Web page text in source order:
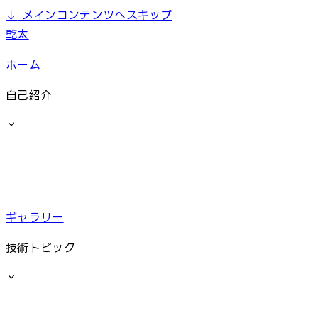
↓メインコンテンツへスキップ
乾太
ホーム
自己紹介
ギャラリー
技術トピック